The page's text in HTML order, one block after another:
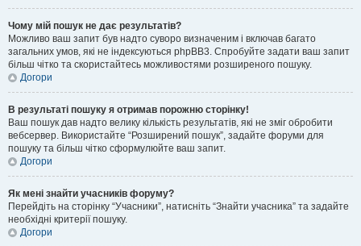
Чому мій пошук не дає результатів?
Можливо ваш запит був надто суворо визначеним і включав багато
загальних умов, які не індексуються phpBB3. Спробуйте задати ваш запит
більш чітко та скористайтесь можливостями розширеного пошуку.
Догори
В результаті пошуку я отримав порожню сторінку!
Ваш пошук дав надто велику кількість результатів, які не зміг обробити
вебсервер. Використайте “Розширений пошук”, задайте форуми для
пошуку та більш чітко сформулюйте ваш запит.
Догори
Як мені знайти учасників форуму?
Перейдіть на сторінку “Учасники”, натисніть “Знайти учасника” та задайте
необхідні критерії пошуку.
Догори